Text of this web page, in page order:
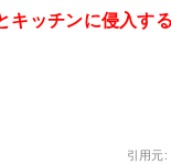
キッチンに侵入す
引用元